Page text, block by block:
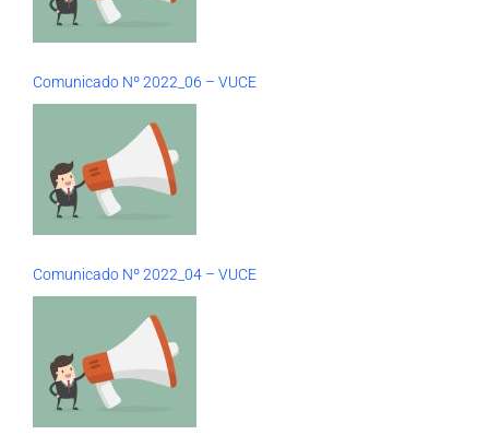
Comunicado Nº 2022_06 – VUCE
Comunicado Nº 2022_04 – VUCE